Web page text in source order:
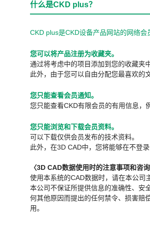
什么是CKD plus？
CKD plus是CKD设备产品网站的网络
您可以将产品注册为收藏夹。
通过将考虑中的项目添加到您的收藏夹
此外，由于您可以自由分配您最喜欢的
您只能查看会员通知。
您只能查看CKD有限会员的有用信息，
您只能浏览和下载会员资料。
可以下载仅供会员发布的技术资料。
此外，在3D CAD中，您将能够在不登
〈3D CAD数据使用时的注意事项和咨
使用本系统的CAD数据时，请在本公司
本公司不保证所提供信息的准确性、安
何其他原因而提出的任何禁令、损害赔
用。